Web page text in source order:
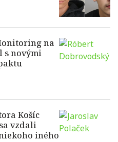
na
s novými
Košíc
vzdali
iného